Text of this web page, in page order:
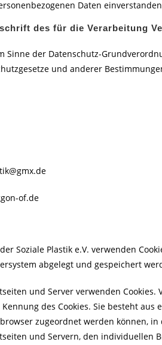
Daten
des für die Verarbeitung
Sinne der Datenschutz-
und anderer
of.de
Soziale Plastik e.V. verwenden
abgelegt und gespeichert
und Server verwenden Cookies.
des Cookies. Sie besteht
zugeordnet werden können,
und Servern, den individuellen